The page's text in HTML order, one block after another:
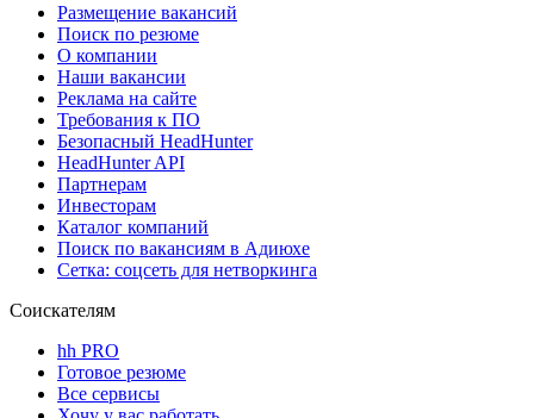
Размещение вакансий
Поиск по резюме
О компании
Наши вакансии
Реклама на сайте
Требования к ПО
Безопасный HeadHunter
HeadHunter API
Партнерам
Инвесторам
Каталог компаний
Поиск по вакансиям в Адиюхе
Сетка: соцсеть для нетворкинга
Соискателям
hh PRO
Готовое резюме
Все сервисы